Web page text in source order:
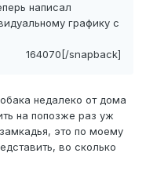
написал
графику с
164070[/snapback]
недалеко от дома
на попозже раз уж
это по моему
во сколько